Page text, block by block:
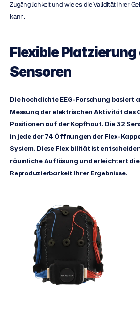
Zugänglichkeit und wie es die Validität Ihrer
kann.
Flexible Platzierung
Sensoren
Die hochdichte EEG-Forschung basiert
Messung der elektrischen Aktivität des
Positionen auf der Kopfhaut. Die 32
in jede der 74 Öffnungen der Flex-
System. Diese Flexibilität ist
räumliche Auflösung und erleichtert
Reproduzierbarkeit Ihrer Ergebnisse.